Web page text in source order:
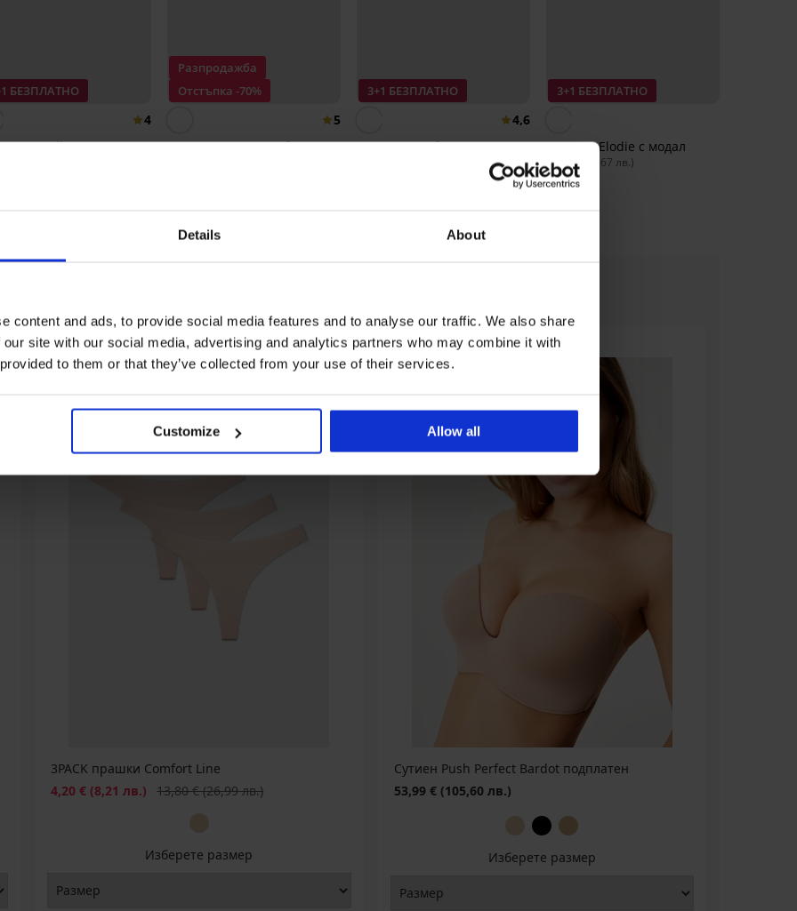
Details About
content and ads, to provide social media features and to analyse our traffic. We also share
site with our social media, advertising and analytics partners who may combine it with
to them or that they’ve collected from your use of their services.
Customize Allow all
БЕЗПЛАТНО
4
Giselle с модал
Разпродажба
Отстъпка -70%
5
3PACK класически бикини
3+1 БЕЗПЛАТНО
4,6
Класически бикини Myron с
3+1 БЕЗПЛАТНО
Прашки Elodie с модал
6,99 €
(13,67 лв.)
3PACK прашки Comfort Line
Намаление
4,20 € (8,21 лв.) Първоначална цена
13,80 €(26,99 лв.)
Изберете размер
Сутиен Push Perfect Bardot подплатен
53,99 € (105,60 лв.)
Изберете размер